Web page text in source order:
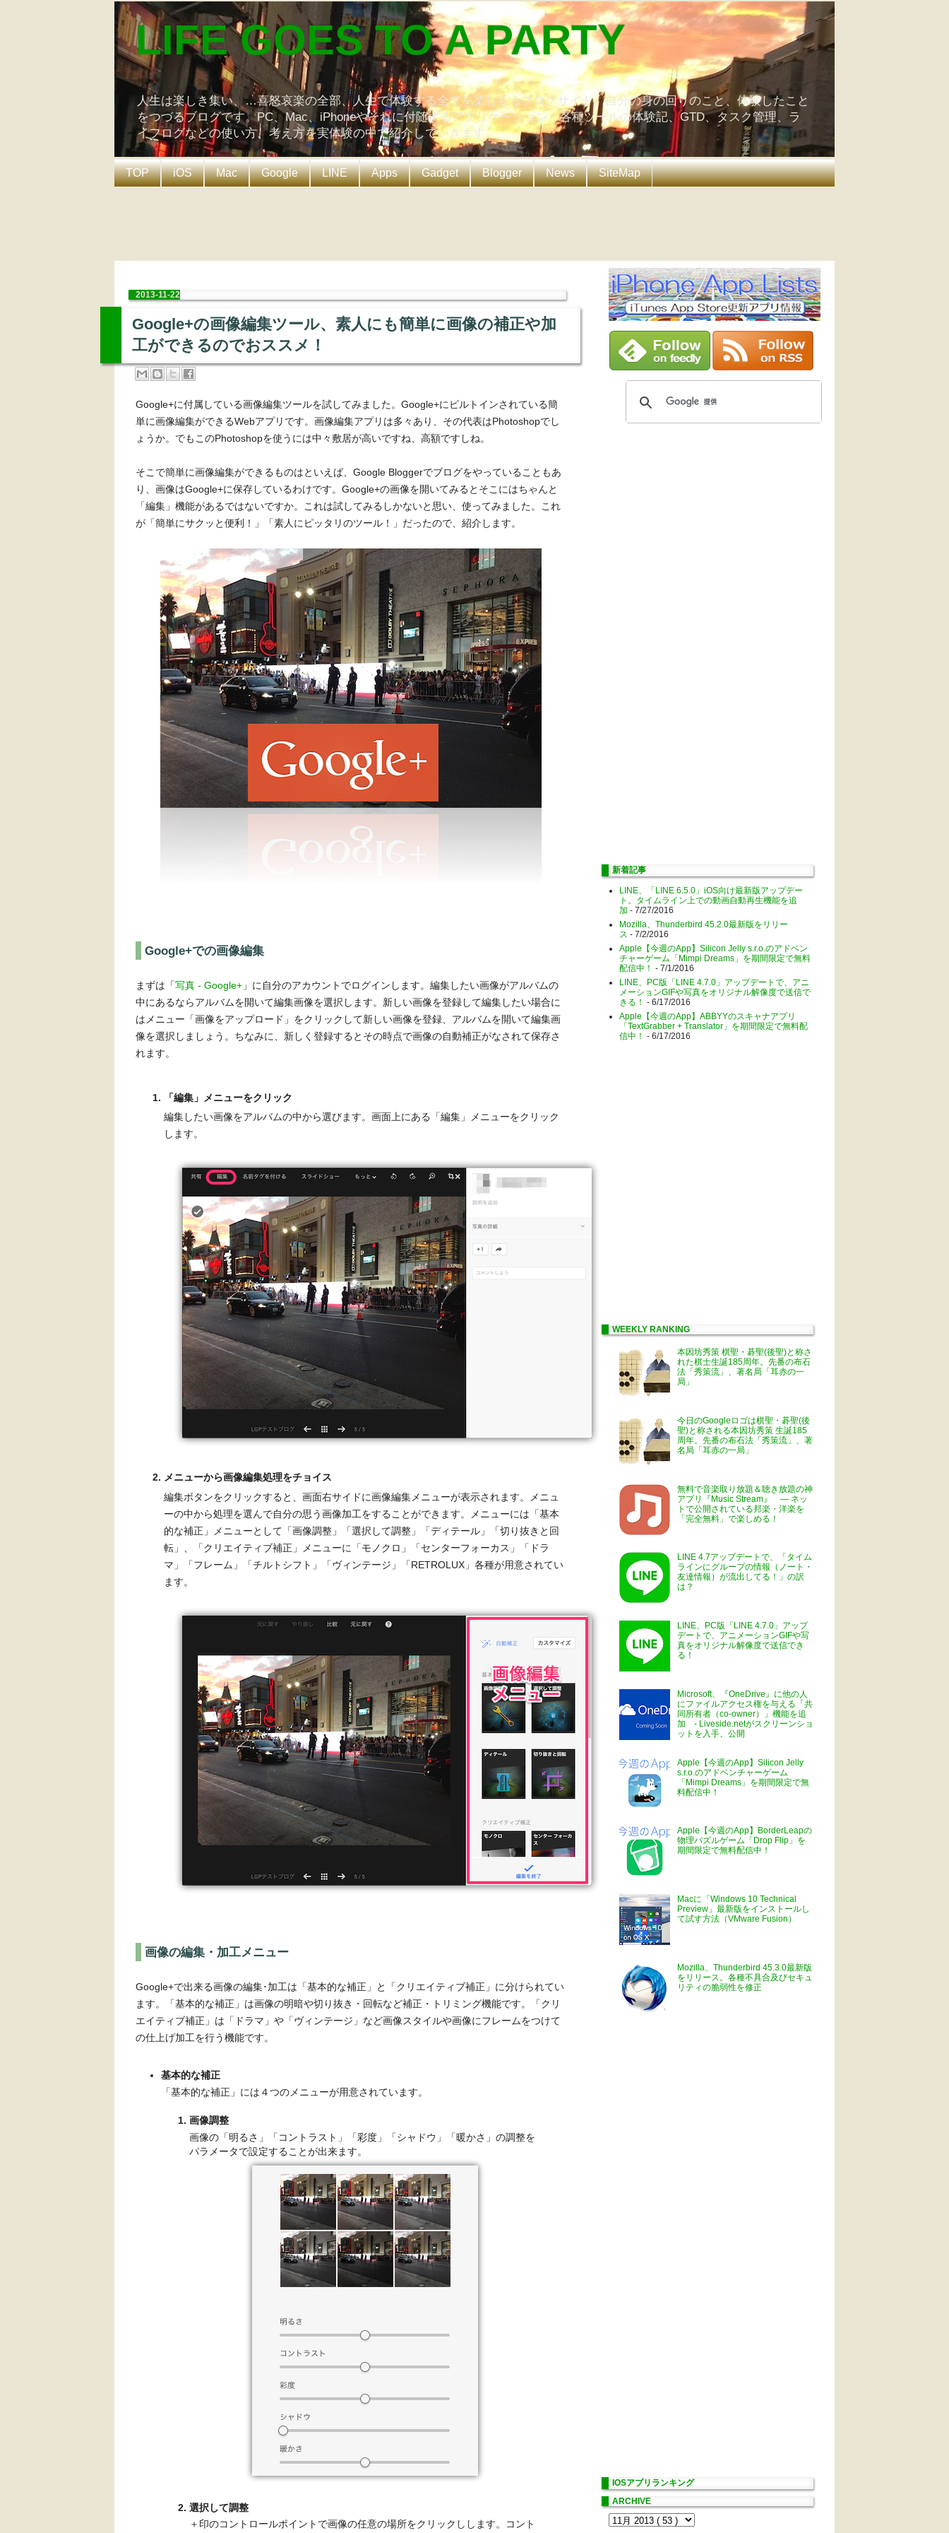
LIFE GOES TO A PARTY
人生は楽しき集い、…喜怒哀楽の全部、人生で体験する全てを楽しもうブログサイト。自分の身の回りのこと、体験したこと
をつづるブログです。PC、Mac、iPhoneやそれに付随するアプリケーション、各種ツールの体験記、GTD、タスク管理、ラ
イフログなどの使い方、考え方を実体験の中で紹介していきます。
TOP iOS Mac Google LINE Apps Gadget Blogger News SiteMap
2013-11-22
Google+の画像編集ツール、素人にも簡単に画像の補正や加
工ができるのでおススメ！
Google+に付属している画像編集ツールを試してみました。Google+にビルトインされている簡
単に画像編集ができるWebアプリです。画像編集アプリは多々あり、その代表はPhotoshopでし
ょうか。でもこのPhotoshopを使うには中々敷居が高いですね、高額ですしね。
そこで簡単に画像編集ができるものはといえば、Google Bloggerでブログをやっていることもあ
り、画像はGoogle+に保存しているわけです。Google+の画像を開いてみるとそこにはちゃんと
「編集」機能があるではないですか。これは試してみるしかないと思い、使ってみました。これ
が「簡単にサクッと便利！」「素人にピッタリのツール！」だったので、紹介します。
Google+での画像編集
まずは「写真 - Google+ 」に自分のアカウントでログインします。編集したい画像がアルバムの
中にあるならアルバムを開いて編集画像を選択します。新しい画像を登録して編集したい場合に
はメニュー「画像をアップロード」をクリックして新しい画像を登録、アルバムを開いて編集画
像を選択しましょう。ちなみに、新しく登録するとその時点で画像の自動補正がなされて保存さ
れます。
「編集」メニューをクリック
編集したい画像をアルバムの中から選びます。画面上にある「編集」メニューをクリック
します。
メニューから画像編集処理をチョイス
編集ボタンをクリックすると、画面右サイドに画像編集メニューが表示されます。メニュ
ーの中から処理を選んで自分の思う画像加工をすることができます。メニューには「基本
的な補正」メニューとして「画像調整」「選択して調整」「ディテール」「切り抜きと回
転」、「クリエイティブ補正」メニューに「モノクロ」「センターフォーカス」「ドラ
マ」「フレーム」「チルトシフト」「ヴィンテージ」「RETROLUX」各種が用意されてい
ます。
画像の編集・加工メニュー
Google+で出来る画像の編集･加工は「基本的な補正」と「クリエイティブ補正」に分けられてい
ます。「基本的な補正」は画像の明暗や切り抜き・回転など補正・トリミング機能です。「クリ
エイティブ補正」は「ドラマ」や「ヴィンテージ」など画像スタイルや画像にフレームをつけて
の仕上げ加工を行う機能です。
基本的な補正
「基本的な補正」には４つのメニューが用意されています。
画像調整
画像の「明るさ」「コントラスト」「彩度」「シャドウ」「暖かさ」の調整を
パラメータで設定することが出来ます。
選択して調整
＋印のコントロールポイントで画像の任意の場所をクリックしします。コント
新着記事
LINE、「LINE 6.5.0」iOS向け最新版アップデー
ト。タイムライン上での動画自動再生機能を追
加 - 7/27/2016
Mozilla、Thunderbird 45.2.0最新版をリリー
ス - 7/2/2016
Apple【今週のApp】Silicon Jelly s.r.o.のアドベン
チャーゲーム「Mimpi Dreams」を期間限定で無料
配信中！ - 7/1/2016
LINE、PC版「LINE 4.7.0」アップデートで、アニ
メーションGIFや写真をオリジナル解像度で送信で
きる！ - 6/17/2016
Apple【今週のApp】ABBYYのスキャナアプリ
「TextGrabber + Translator」を期間限定で無料配
信中！ - 6/17/2016
WEEKLY RANKING
本因坊秀策 棋聖・碁聖(後聖)と称さ
れた棋士生誕185周年。先番の布石
法「秀策流」、著名局「耳赤の一
局」
今日のGoogleロゴは棋聖・碁聖(後
聖)と称される本因坊秀策 生誕185
周年。先番の布石法「秀策流」、著
名局「耳赤の一局」
無料で音楽取り放題＆聴き放題の神
アプリ『Music Stream』 ― ネッ
トで公開されている邦楽・洋楽を
「完全無料」で楽しめる！
LINE 4.7アップデートで、「タイム
ラインにグループの情報（ノート・
友達情報）が流出してる！」の訳
は？
LINE、PC版「LINE 4.7.0」アップ
デートで、アニメーションGIFや写
真をオリジナル解像度で送信でき
る！
Microsoft、『OneDrive』に他の人
にファイルアクセス権を与える「共
同所有者（co-owner）」機能を追
加 - Liveside.netがスクリーンショ
ットを入手、公開
Apple【今週のApp】Silicon Jelly
s.r.o.のアドベンチャーゲーム
「Mimpi Dreams」を期間限定で無
料配信中！
Apple【今週のApp】BorderLeapの
物理パズルゲーム「Drop Flip」を
期間限定で無料配信中！
Macに「Windows 10 Technical
Preview」最新版をインストールし
て試す方法（VMware Fusion）
Mozilla、Thunderbird 45.3.0最新版
をリリース。各種不具合及びセキュ
リティの脆弱性を修正
IOSアプリランキング
ARCHIVE